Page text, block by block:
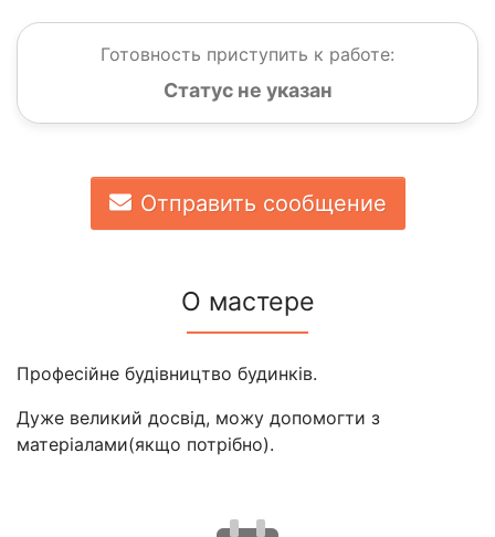
Готовность приступить к работе:
Статус не указан
Отправить сообщение
О мастере
Професійне будівництво будинків.
Дуже великий досвід, можу допомогти з
матеріалами(якщо потрібно).